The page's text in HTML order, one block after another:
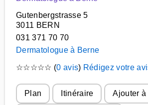
Gutenbergstrasse 5
3011 BERN
031 371 70 70
Dermatologue à Berne
☆☆☆☆☆ (0 avis) Rédigez votre
Plan Itinéraire Ajouter à